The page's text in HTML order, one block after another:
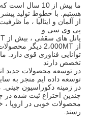
هستیم.
با خطوط تولید
پی وی سی و
از 2،000MT دیگر محصولات PVC.
توانایی فناوری قوی دارد.
تخصص دارند
در توسعه محصولات جدید
توسعه داده ایم منجر به
در زمینه دکوراسیون چینی.
چندین اختراع ثبت شده در
محصولات خوبی در اروپا ،
رسند.